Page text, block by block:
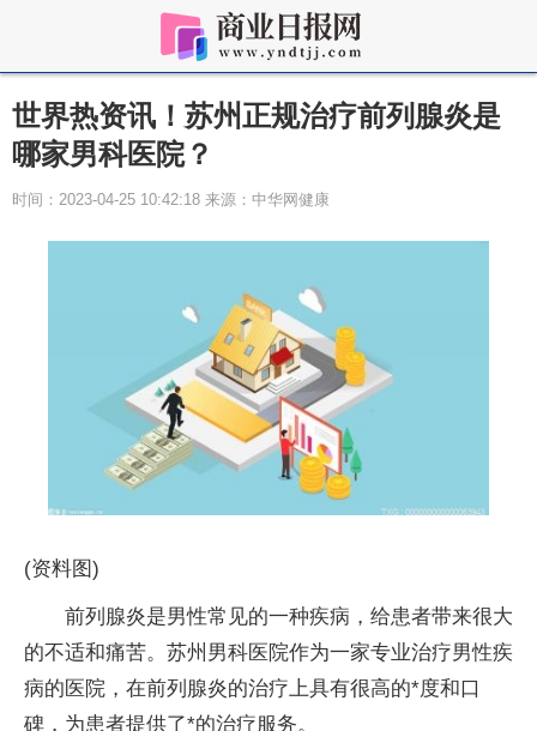
世界热资讯！苏州正规治疗前列腺炎是
哪家男科医院？
时间：2023-04-25 10:42:18 来源：中华网健康
(资料图)
前列腺炎是男性常见的一种疾病，给患者带来很大
的不适和痛苦。苏州男科医院作为一家专业治疗男性疾
病的医院，在前列腺炎的治疗上具有很高的*度和口
碑，为患者提供了*的治疗服务。